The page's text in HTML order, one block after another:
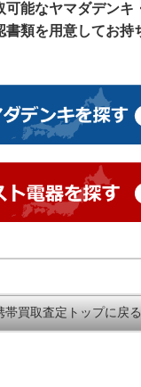
能なヤマダデンキ
書類を用意してお持
帯買取査定トップに戻る